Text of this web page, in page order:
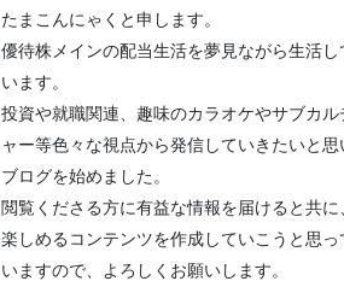
たまこんにゃくと申します。
優待株メインの配当生活を夢見ながら生活し
います。
投資や就職関連、趣味のカラオケやサブカル
ャー等色々な視点から発信していきたいと思
ブログを始めました。
閲覧くださる方に有益な情報を届けると共に
楽しめるコンテンツを作成していこうと思っ
いますので、よろしくお願いします。